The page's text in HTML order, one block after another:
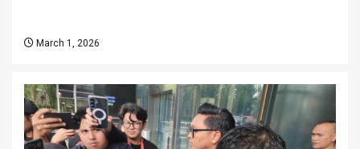
March 1, 2026